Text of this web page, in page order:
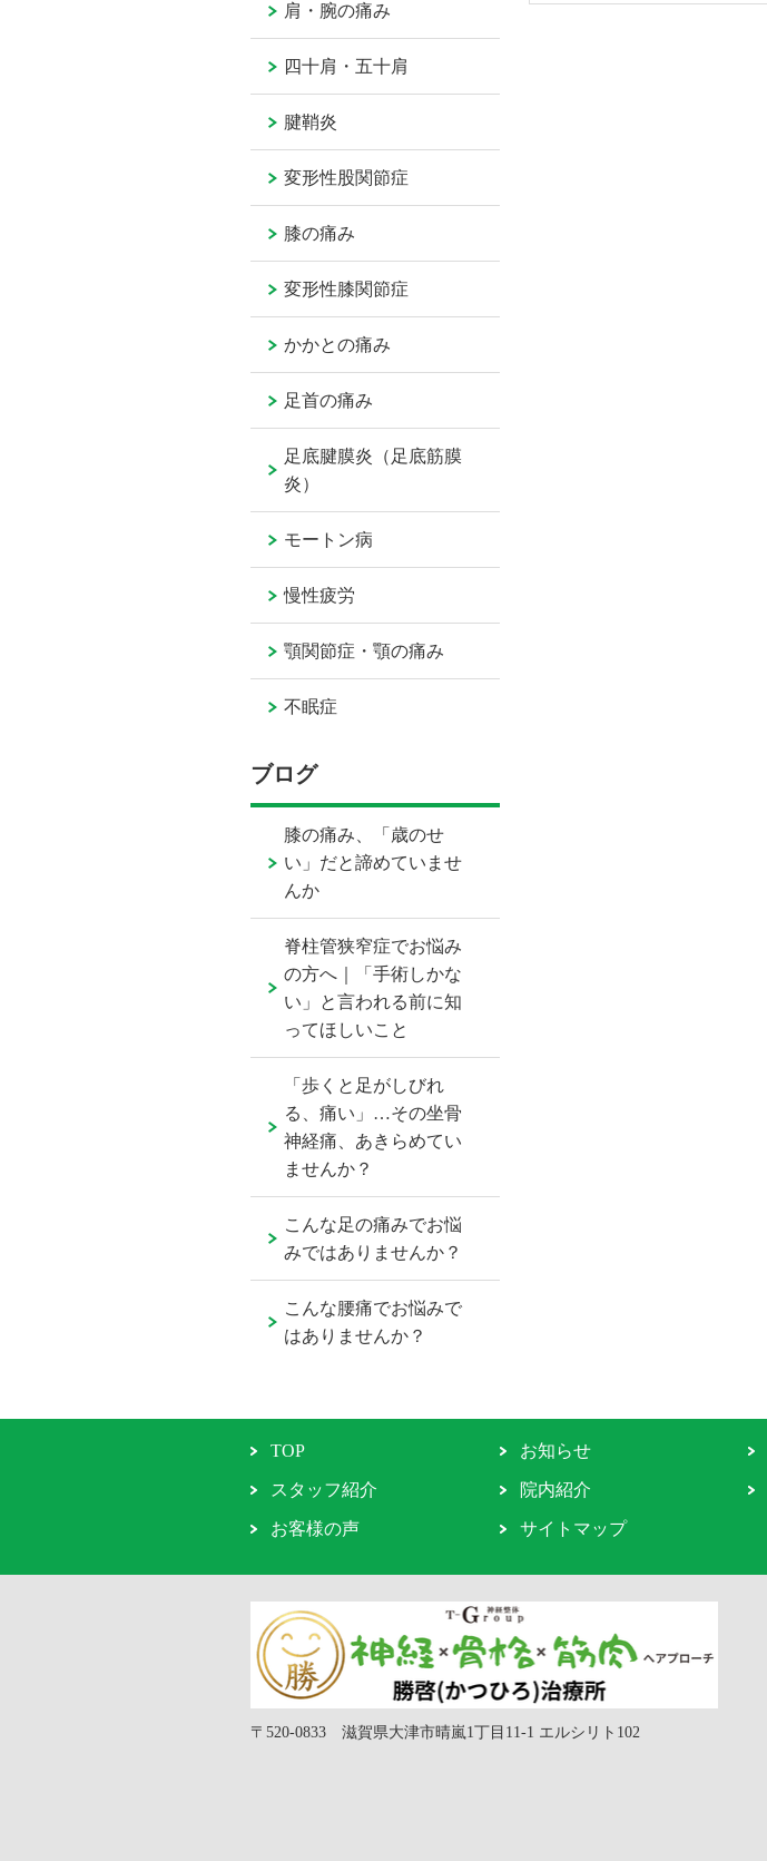
肩・腕の痛み
四十肩・五十肩
腱鞘炎
変形性股関節症
膝の痛み
変形性膝関節症
かかとの痛み
足首の痛み
足底腱膜炎（足底筋膜
炎）
モートン病
慢性疲労
顎関節症・顎の痛み
不眠症
ブログ
膝の痛み、「歳のせ
い」だと諦めていませ
んか
脊柱管狭窄症でお悩み
の方へ｜「手術しかな
い」と言われる前に知
ってほしいこと
「歩くと足がしびれ
る、痛い」…その坐骨
神経痛、あきらめてい
ませんか？
こんな足の痛みでお悩
みではありませんか？
こんな腰痛でお悩みで
はありませんか？
TOP お知らせ
スタッフ紹介 院内紹介
お客様の声 サイトマップ
〒520-0833 滋賀県大津市晴嵐1丁目11-1 エルシリト102